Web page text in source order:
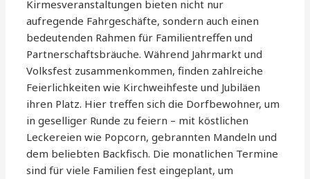
Kirmesveranstaltungen bieten nicht nur
aufregende Fahrgeschäfte, sondern auch einen
bedeutenden Rahmen für Familientreffen und
Partnerschaftsbräuche. Während Jahrmarkt und
Volksfest zusammenkommen, finden zahlreiche
Feierlichkeiten wie Kirchweihfeste und Jubiläen
ihren Platz. Hier treffen sich die Dorfbewohner, um
in geselliger Runde zu feiern – mit köstlichen
Leckereien wie Popcorn, gebrannten Mandeln und
dem beliebten Backfisch. Die monatlichen Termine
sind für viele Familien fest eingeplant, um